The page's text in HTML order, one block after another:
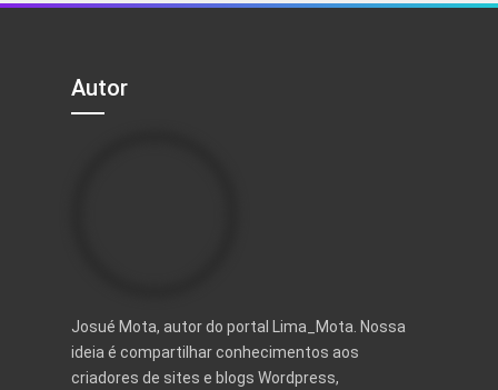
Autor
Josué Mota, autor do portal Lima_Mota. Nossa
ideia é compartilhar conhecimentos aos
criadores de sites e blogs Wordpress,